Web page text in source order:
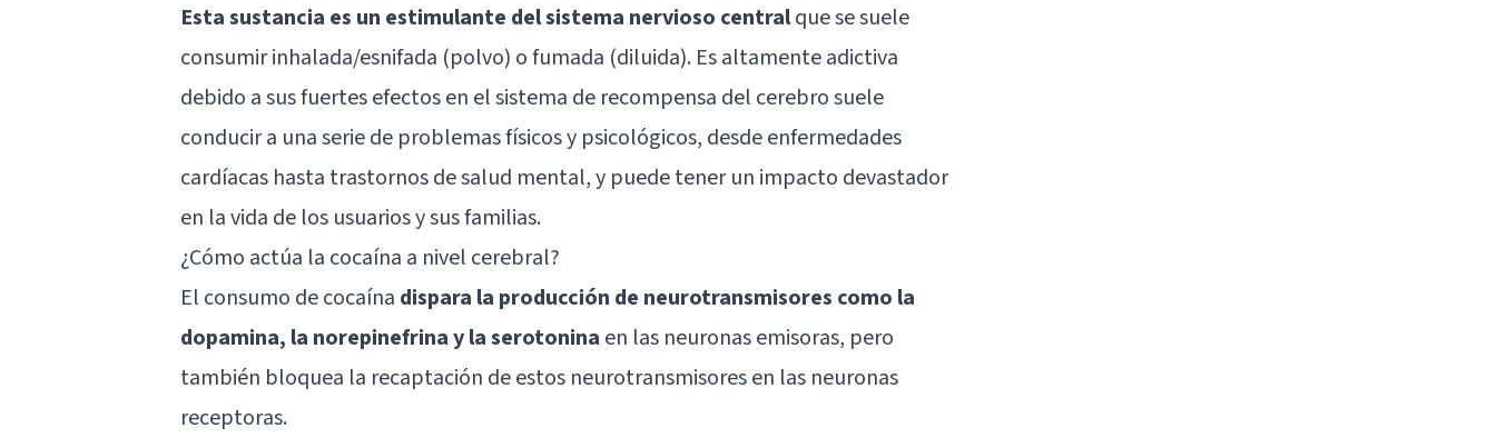
Esta sustancia es un estimulante del sistema nervioso centralque se suele
consumir inhalada/esnifada (polvo) o fumada (diluida). Es altamente adictiva
debido a sus fuertes efectos en elsistema de recompensa del cerebrosuele
conducir a una serie de problemas físicos y psicológicos, desde enfermedades
cardíacas hasta trastornos de salud mental, y puede tener un impacto devastador
en la vida de los usuarios y sus familias.
¿Cómo actúa la cocaína a nivel cerebral?
El consumo de cocaína dispara la producción de neurotransmisores como la
dopamina, la norepinefrina y la serotonina en las neuronas emisoras, pero
también bloquea la recaptación de estos neurotransmisores en las neuronas
receptoras.